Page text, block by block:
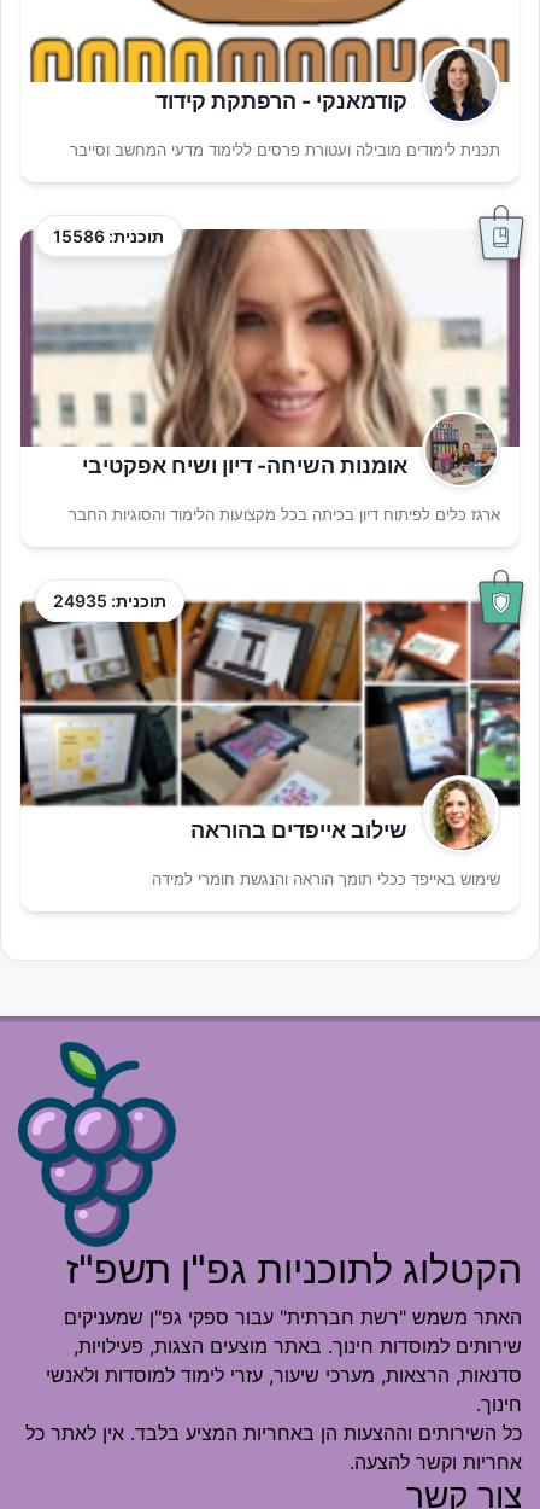
קודמאנקי - הרפתקת קידוד
תכנית לימודים מובילה ועטורת פרסים ללימוד מדעי המחשב וסייבר
תוכנית: 15586
אומנות השיחה- דיון ושיח אפקטיבי
ארגז כלים לפיתוח דיון בכיתה בכל מקצועות הלימוד והסוגיות החבר
תוכנית: 24935
שילוב אייפדים בהוראה
שימוש באייפד ככלי תומך הוראה והנגשת חומרי למידה
הקטלוג לתוכניות גפ"ן תשפ"ז
האתר משמש "רשת חברתית" עבור ספקי גפ"ן שמעניקים
שירותים למוסדות חינוך. באתר מוצעים הצגות, פעילויות,
סדנאות, הרצאות, מערכי שיעור, עזרי לימוד למוסדות ולאנשי
חינוך.
כל השירותים וההצעות הן באחריות המציע בלבד. אין לאתר כל
אחריות וקשר להצעה.
צור קשר